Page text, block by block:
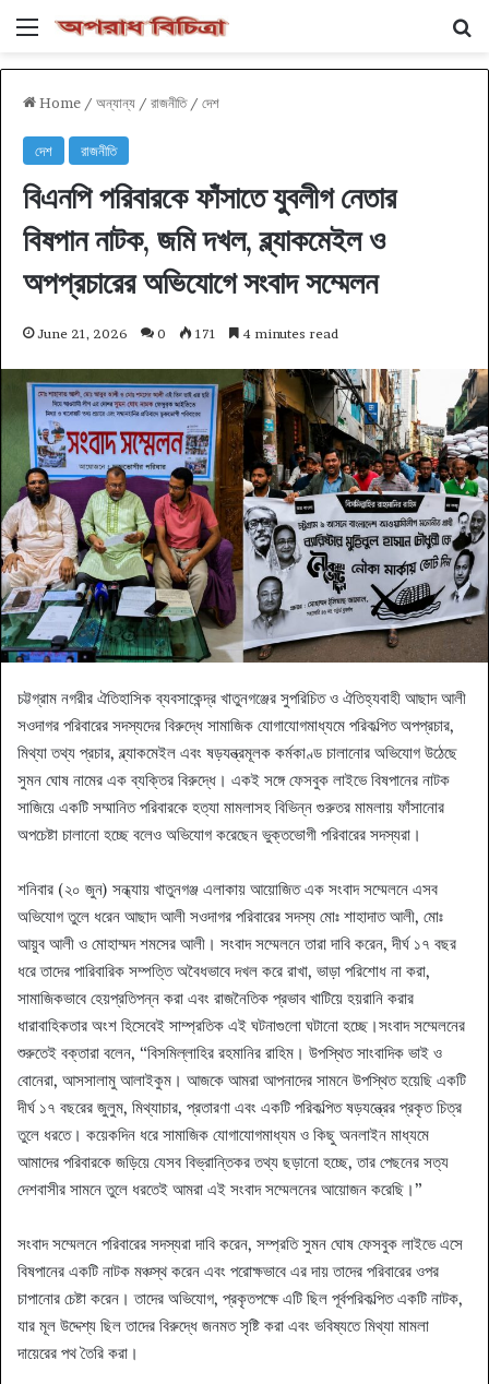
Menu
Home / অন্যান্য / রাজনীতি / দেশ
দেশ রাজনীতি
বিএনপি পরিবারকে ফাঁসাতে যুবলীগ নেতার
বিষপান নাটক, জমি দখল, ব্ল্যাকমেইল ও
অপপ্রচারের অভিযোগে সংবাদ সম্মেলন
June 21, 2026 0 171 4 minutes read
চট্টগ্রাম নগরীর ঐতিহাসিক ব্যবসাকেন্দ্র খাতুনগঞ্জের সুপরিচিত ও ঐতিহ্যবাহী আছাদ আলী
সওদাগর পরিবারের সদস্যদের বিরুদ্ধে সামাজিক যোগাযোগমাধ্যমে পরিকল্পিত অপপ্রচার,
মিথ্যা তথ্য প্রচার, ব্ল্যাকমেইল এবং ষড়যন্ত্রমূলক কর্মকাণ্ড চালানোর অভিযোগ উঠেছে
সুমন ঘোষ নামের এক ব্যক্তির বিরুদ্ধে। একই সঙ্গে ফেসবুক লাইভে বিষপানের নাটক
সাজিয়ে একটি সম্মানিত পরিবারকে হত্যা মামলাসহ বিভিন্ন গুরুতর মামলায় ফাঁসানোর
অপচেষ্টা চালানো হচ্ছে বলেও অভিযোগ করেছেন ভুক্তভোগী পরিবারের সদস্যরা।
শনিবার (২০ জুন) সন্ধ্যায় খাতুনগঞ্জ এলাকায় আয়োজিত এক সংবাদ সম্মেলনে এসব
অভিযোগ তুলে ধরেন আছাদ আলী সওদাগর পরিবারের সদস্য মোঃ শাহাদাত আলী, মোঃ
আয়ুব আলী ও মোহাম্মদ শমসের আলী। সংবাদ সম্মেলনে তারা দাবি করেন, দীর্ঘ ১৭ বছর
ধরে তাদের পারিবারিক সম্পত্তি অবৈধভাবে দখল করে রাখা, ভাড়া পরিশোধ না করা,
সামাজিকভাবে হেয়প্রতিপন্ন করা এবং রাজনৈতিক প্রভাব খাটিয়ে হয়রানি করার
ধারাবাহিকতার অংশ হিসেবেই সাম্প্রতিক এই ঘটনাগুলো ঘটানো হচ্ছে।সংবাদ সম্মেলনের
শুরুতেই বক্তারা বলেন, “বিসমিল্লাহির রহমানির রাহিম। উপস্থিত সাংবাদিক ভাই ও
বোনেরা, আসসালামু আলাইকুম। আজকে আমরা আপনাদের সামনে উপস্থিত হয়েছি একটি
দীর্ঘ ১৭ বছরের জুলুম, মিথ্যাচার, প্রতারণা এবং একটি পরিকল্পিত ষড়যন্ত্রের প্রকৃত চিত্র
তুলে ধরতে। কয়েকদিন ধরে সামাজিক যোগাযোগমাধ্যম ও কিছু অনলাইন মাধ্যমে
আমাদের পরিবারকে জড়িয়ে যেসব বিভ্রান্তিকর তথ্য ছড়ানো হচ্ছে, তার পেছনের সত্য
দেশবাসীর সামনে তুলে ধরতেই আমরা এই সংবাদ সম্মেলনের আয়োজন করেছি।”
সংবাদ সম্মেলনে পরিবারের সদস্যরা দাবি করেন, সম্প্রতি সুমন ঘোষ ফেসবুক লাইভে এসে
বিষপানের একটি নাটক মঞ্চস্থ করেন এবং পরোক্ষভাবে এর দায় তাদের পরিবারের ওপর
চাপানোর চেষ্টা করেন। তাদের অভিযোগ, প্রকৃতপক্ষে এটি ছিল পূর্বপরিকল্পিত একটি নাটক,
যার মূল উদ্দেশ্য ছিল তাদের বিরুদ্ধে জনমত সৃষ্টি করা এবং ভবিষ্যতে মিথ্যা মামলা
দায়েরের পথ তৈরি করা।